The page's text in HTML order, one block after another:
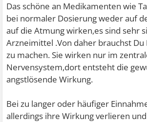
Das schöne an Medikamenten wie
bei normaler Dosierung weder auf
auf die Atmung wirken,es sind sehr
Arzneimittel .Von daher brauchst Du
zu machen. Sie wirken nur im
Nervensystem,dort entsteht die
angstlösende Wirkung.
Bei zu langer oder häufiger
allerdings ihre Wirkung verlieren